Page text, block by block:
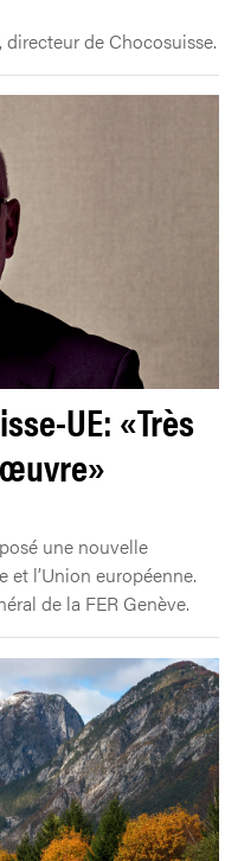
directeur de Chocosuisse.
UE: «Très
une nouvelle
et l’Union européenne.
de la FER Genève.